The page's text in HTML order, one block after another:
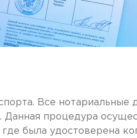
Все нотариальные
процедура
была удостоверена